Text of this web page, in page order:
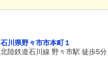
石川県野々市市本町１
北陸鉄道石川線 野々市駅 徒歩5分